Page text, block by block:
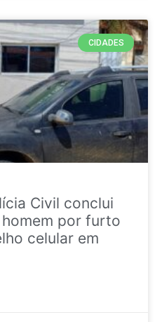
CIDADES
Civil conclui
por furto
celular em